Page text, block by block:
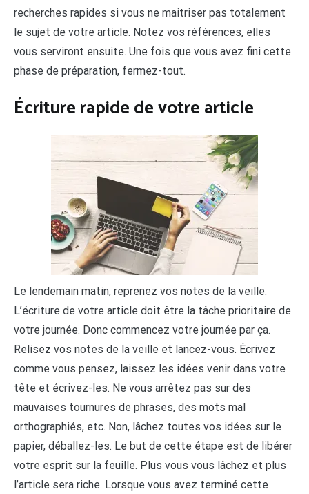
recherches rapides si vous ne maitriser pas totalement
le sujet de votre article. Notez vos références, elles
vous serviront ensuite. Une fois que vous avez fini cette
phase de préparation, fermez-tout.
Écriture rapide de votre article
Le lendemain matin, reprenez vos notes de la veille.
L’écriture de votre article doit être la tâche prioritaire de
votre journée. Donc commencez votre journée par ça.
Relisez vos notes de la veille et lancez-vous. Écrivez
comme vous pensez, laissez les idées venir dans votre
tête et écrivez-les. Ne vous arrêtez pas sur des
mauvaises tournures de phrases, des mots mal
orthographiés, etc. Non, lâchez toutes vos idées sur le
papier, déballez-les. Le but de cette étape est de libérer
votre esprit sur la feuille. Plus vous vous lâchez et plus
l’article sera riche. Lorsque vous avez terminé cette